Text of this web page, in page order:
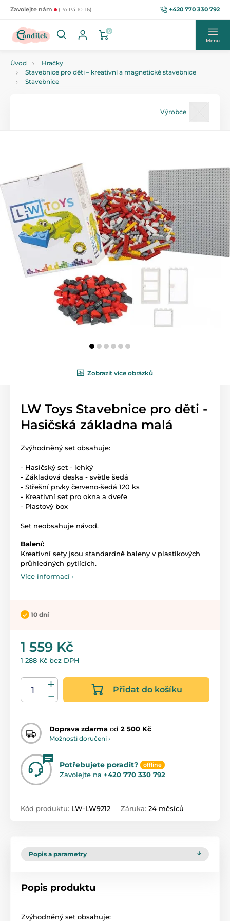
Zavolejte nám (Po-Pá 10-16) +420 770 330 792
0
Menu
Úvod
Hračky
Stavebnice pro děti – kreativní a magnetické stavebnice
Stavebnice
Výrobce
Zobrazit více obrázků
LW Toys Stavebnice pro děti -
Hasičská základna malá
Zvýhodněný set obsahuje:
- Hasičský set - lehký
- Základová deska - světle šedá
- Střešní prvky červeno-šedá 120 ks
- Kreativní set pro okna a dveře
- Plastový box
Set neobsahuje návod.
Balení:
Kreativní sety jsou standardně baleny v plastikových
průhledných pytlících.
Více informací ›
10 dní
1 559 Kč
1 288 Kč bez DPH
Přidat do košíku
Doprava zdarma od 2 500 Kč
Možnosti doručení ›
Potřebujete poradit? offline
Zavolejte na +420 770 330 792
Kód produktu: LW-LW9212 Záruka: 24 měsíců
Popis a parametry
Popis produktu
Zvýhodněný set obsahuje: